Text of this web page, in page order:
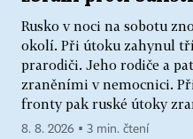
Rusko v noci na sobotu
okolí. Při útoku zahynul
prarodiči. Jeho rodiče a
zraněními v nemocnici.
fronty pak ruské útoky
8. 8. 2026 ▪ 3 min. čtení